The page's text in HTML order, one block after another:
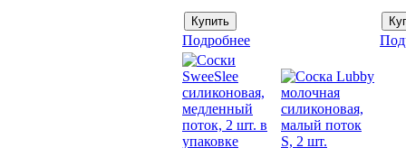
Подробнее